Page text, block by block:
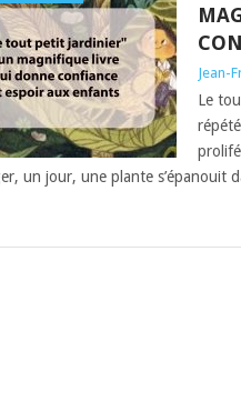
Jean-
Le
un jour, une plante s’épanouit